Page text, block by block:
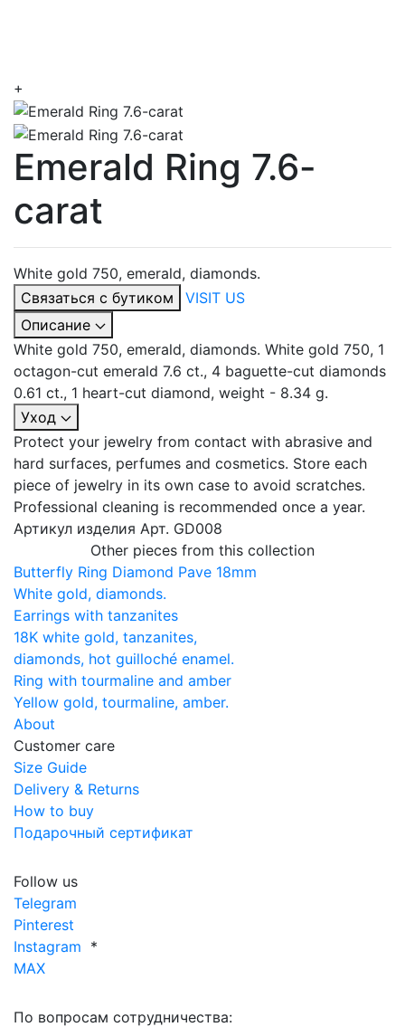
+
Emerald Ring 7.6-
carat
White gold 750, emerald, diamonds.
Связаться с бутиком
VISIT US
Описание
White gold 750, emerald, diamonds. White gold 750, 1
octagon-cut emerald 7.6 ct., 4 baguette-cut diamonds
0.61 ct., 1 heart-cut diamond, weight - 8.34 g.
Уход
Protect your jewelry from contact with abrasive and
hard surfaces, perfumes and cosmetics. Store each
piece of jewelry in its own case to avoid scratches.
Professional cleaning is recommended once a year.
Артикул изделия Арт. GD008
Other pieces from this collection
Butterfly Ring Diamond Pave 18mm
White gold, diamonds.
Earrings with tanzanites
18K white gold, tanzanites,
diamonds, hot guilloché enamel.
Ring with tourmaline and amber
Yellow gold, tourmaline, amber.
About
Customer care
Size Guide
Delivery & Returns
How to buy
Подарочный сертификат
Follow us
Telegram
Pinterest
Instagram *
MAX
По вопросам сотрудничества: